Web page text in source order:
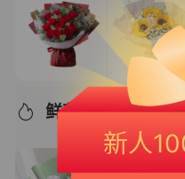
鲜花推荐/优选好
新人
50
满399可用